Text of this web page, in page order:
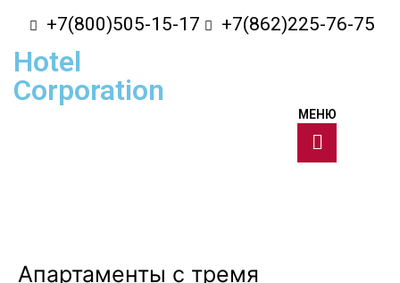
МЕНЮ
Hotel
Corporation
+7(800)505-15-17 +7(862)225-76-75
Апартаменты с тремя